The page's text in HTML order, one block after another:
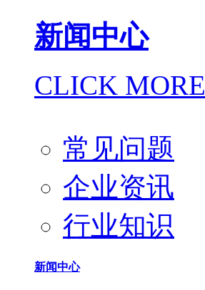
新闻中心
CLICK MORE
常见问题
企业资讯
行业知识
新闻中心